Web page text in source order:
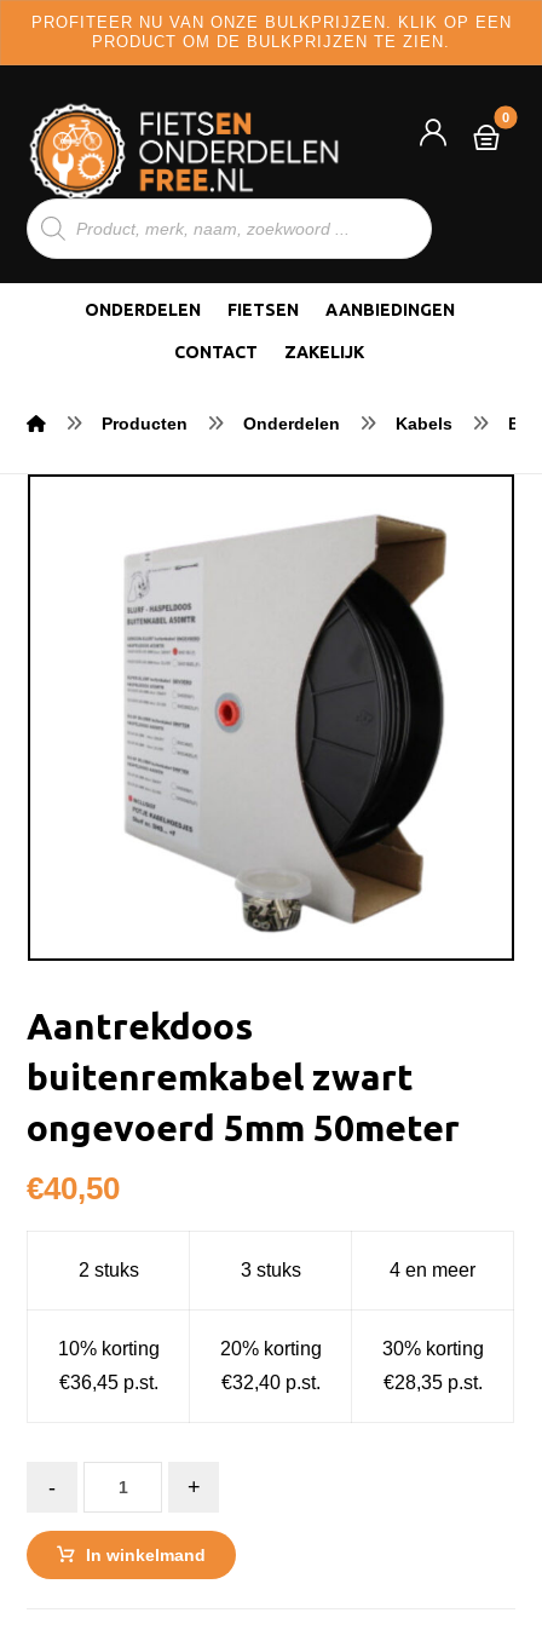
PROFITEER NU VAN ONZE BULKPRIJZEN. KLIK OP EEN
PRODUCT OM DE BULKPRIJZEN TE ZIEN.
ONDERDELEN FIETSEN AANBIEDINGEN
CONTACT ZAKELIJK
Producten Onderdelen Kabels
Aantrekdoos
buitenremkabel zwart
ongevoerd 5mm 50meter
€40,50
2 stuks 3 stuks 4 en meer
10% korting
€36,45 p.st.
20% korting
€32,40 p.st.
30% korting
€28,35 p.st.
- +
In winkelmand